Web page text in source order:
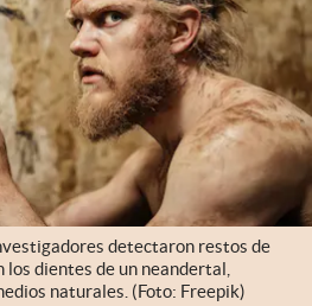
detectaron restos de
dientes de un neandertal,
naturales. (Foto: Freepik)